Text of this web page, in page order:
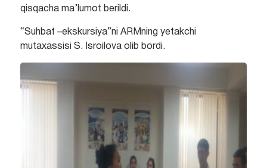
qisqacha ma’lumot berildi.
“Suhbat –ekskursiya”ni ARMning yetakchi
mutaxassisi S. Isroilova olib bordi.